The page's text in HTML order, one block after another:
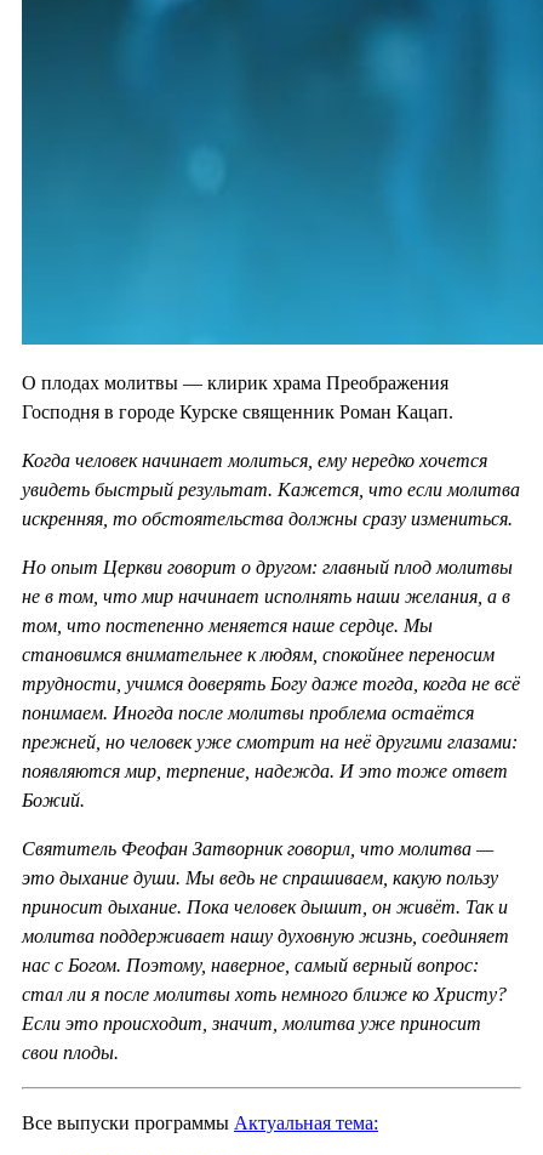
О плодах молитвы — клирик храма Преображения
Господня в городе Курске священник Роман Кацап.
Когда человек начинает молиться, ему нередко хочется
увидеть быстрый результат. Кажется, что если молитва
искренняя, то обстоятельства должны сразу измениться.
Но опыт Церкви говорит о другом: главный плод молитвы
не в том, что мир начинает исполнять наши желания, а в
том, что постепенно меняется наше сердце. Мы
становимся внимательнее к людям, спокойнее переносим
трудности, учимся доверять Богу даже тогда, когда не всё
понимаем. Иногда после молитвы проблема остаётся
прежней, но человек уже смотрит на неё другими глазами:
появляются мир, терпение, надежда. И это тоже ответ
Божий.
Святитель Феофан Затворник говорил, что молитва —
это дыхание души. Мы ведь не спрашиваем, какую пользу
приносит дыхание. Пока человек дышит, он живёт. Так и
молитва поддерживает нашу духовную жизнь, соединяет
нас с Богом. Поэтому, наверное, самый верный вопрос:
стал ли я после молитвы хоть немного ближе ко Христу?
Если это происходит, значит, молитва уже приносит
свои плоды.
Все выпуски программы Актуальная тема: